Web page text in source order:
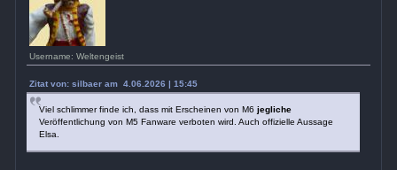
Username: Weltengeist
Zitat von: silbaer am 4.06.2026 | 15:45
Viel schlimmer finde ich, dass mit Erscheinen von M6 jegliche
Veröffentlichung von M5 Fanware verboten wird. Auch offizielle Aussage
Elsa.